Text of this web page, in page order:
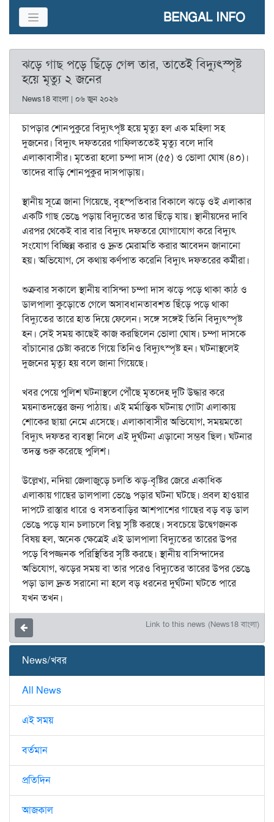
BENGAL INFO
ঝড়ে গাছ পড়ে ছিঁড়ে গেল তার, তাতেই বিদ্যুৎস্পৃষ্ট
হয়ে মৃত্যু ২ জনের
News18 বাংলা | ০৬ জুন ২০২৬
চাপড়ার শোনপুকুরে বিদ্যুৎপৃষ্ট হয়ে মৃত্যু হল এক মহিলা সহ
দুজনের। বিদ্যুৎ দফতরের গাফিলততেই মৃত্যু বলে দাবি
এলাকাবাসীর। মৃতেরা হলো চম্পা দাস (৫৫) ও ভোলা ঘোষ (৪০)।
তাদের বাড়ি শোনপুকুর দাসপাড়ায়।
স্থানীয় সূত্রে জানা গিয়েছে, বৃহস্পতিবার বিকালে ঝড়ে ওই এলাকার
একটি গাছ ভেঙে পড়ায় বিদ্যুতের তার ছিঁড়ে যায়। স্থানীয়দের দাবি
এরপর থেকেই বার বার বিদ্যুৎ দফতরে যোগাযোগ করে বিদ্যুৎ
সংযোগ বিচ্ছিন্ন করার ও দ্রুত মেরামতি করার আবেদন জানানো
হয়। অভিযোগ, সে কথায় কর্ণপাত করেনি বিদ্যুৎ দফতরের কর্মীরা।
শুক্রবার সকালে স্থানীয় বাসিন্দা চম্পা দাস ঝড়ে পড়ে থাকা কাঠ ও
ডালপালা কুড়োতে গেলে অসাবধানতাবশত ছিঁড়ে পড়ে থাকা
বিদ্যুতের তারে হাত দিয়ে ফেলেন। সঙ্গে সঙ্গেই তিনি বিদ্যুৎস্পৃষ্ট
হন। সেই সময় কাছেই কাজ করছিলেন ভোলা ঘোষ। চম্পা দাসকে
বাঁচানোর চেষ্টা করতে গিয়ে তিনিও বিদ্যুৎস্পৃষ্ট হন। ঘটনাস্থলেই
দুজনের মৃত্যু হয় বলে জানা গিয়েছে।
খবর পেয়ে পুলিশ ঘটনাস্থলে পৌঁছে মৃতদেহ দুটি উদ্ধার করে
ময়নাতদন্তের জন্য পাঠায়। এই মর্মান্তিক ঘটনায় গোটা এলাকায়
শোকের ছায়া নেমে এসেছে। এলাকাবাসীর অভিযোগ, সময়মতো
বিদ্যুৎ দফতর ব্যবস্থা নিলে এই দুর্ঘটনা এড়ানো সম্ভব ছিল। ঘটনার
তদন্ত শুরু করেছে পুলিশ।
উল্লেখ্য, নদিয়া জেলাজুড়ে চলতি ঝড়-বৃষ্টির জেরে একাধিক
এলাকায় গাছের ডালপালা ভেঙে পড়ার ঘটনা ঘটছে। প্রবল হাওয়ার
দাপটে রাস্তার ধারে ও বসতবাড়ির আশপাশের গাছের বড় বড় ডাল
ভেঙে পড়ে যান চলাচলে বিঘ্ন সৃষ্টি করছে। সবচেয়ে উদ্বেগজনক
বিষয় হল, অনেক ক্ষেত্রেই এই ডালপালা বিদ্যুতের তারের উপর
পড়ে বিপজ্জনক পরিস্থিতির সৃষ্টি করছে। স্থানীয় বাসিন্দাদের
অভিযোগ, ঝড়ের সময় বা তার পরেও বিদ্যুতের তারের উপর ভেঙে
পড়া ডাল দ্রুত সরানো না হলে বড় ধরনের দুর্ঘটনা ঘটতে পারে
যখন তখন।
Link to this news (News18 বাংলা)
News/খবর
All News
এই সময়
বর্তমান
প্রতিদিন
আজকাল